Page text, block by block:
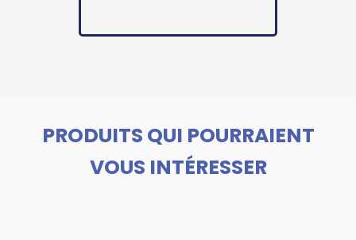
PRODUITS QUI POURRAIENT
VOUS INTÉRESSER